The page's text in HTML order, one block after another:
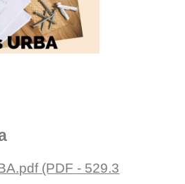
(PDF - 529.3